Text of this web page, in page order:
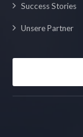
Success Stories
Unsere Partner